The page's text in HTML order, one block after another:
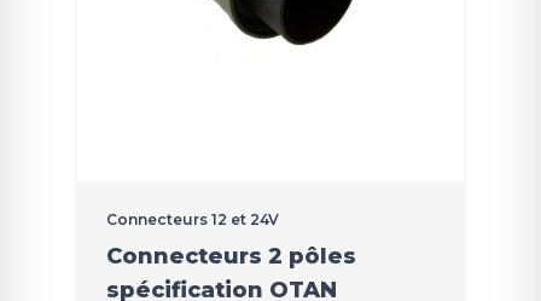
Connecteurs 12 et 24V
Connecteurs 2 pôles
spécification OTAN